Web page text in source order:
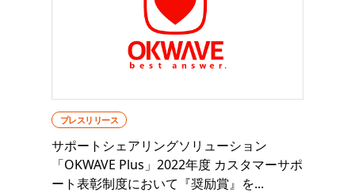
プレスリリース
サポートシェアリングソリューション
「OKWAVE Plus」2022年度 カスタマーサポ
ート表彰制度において『奨励賞』を...